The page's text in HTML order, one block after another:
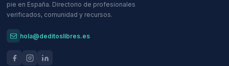
pie en España. Directorio de profesionales
verificados, comunidad y recursos.
hola@deditoslibres.es